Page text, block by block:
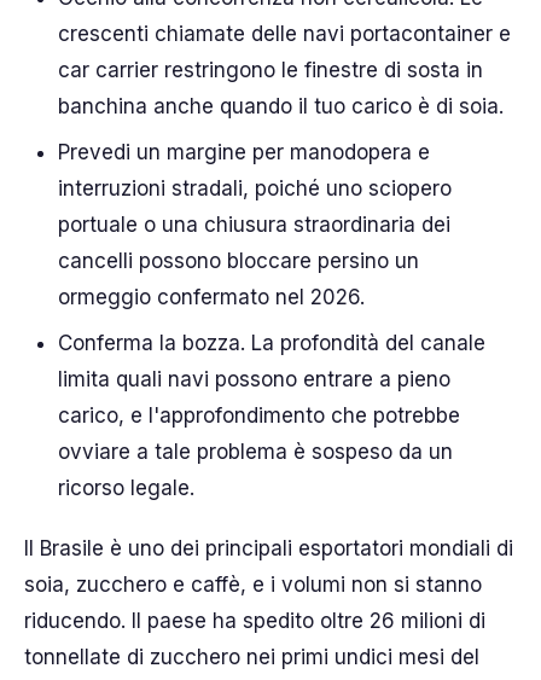
crescenti chiamate delle navi portacontainer e
car carrier restringono le finestre di sosta in
banchina anche quando il tuo carico è di soia.
Prevedi un margine per manodopera e
interruzioni stradali, poiché uno sciopero
portuale o una chiusura straordinaria dei
cancelli possono bloccare persino un
ormeggio confermato nel 2026.
Conferma la bozza. La profondità del canale
limita quali navi possono entrare a pieno
carico, e l'approfondimento che potrebbe
ovviare a tale problema è sospeso da un
ricorso legale.
Il Brasile è uno dei principali esportatori mondiali di
soia, zucchero e caffè, e i volumi non si stanno
riducendo. Il paese ha spedito oltre 26 milioni di
tonnellate di zucchero nei primi undici mesi del